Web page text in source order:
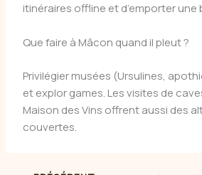
itinéraires offline et d’emporter
Que faire à Mâcon quand il pleut ?
Privilégier musées (Ursulines,
et explor games. Les visites de
Maison des Vins offrent aussi des
couvertes.